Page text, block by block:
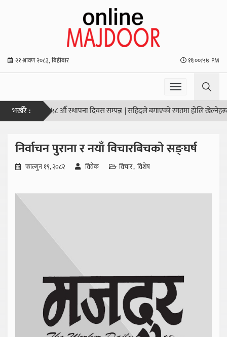
२१ श्रावण २०८३, बिहीबार ११:००:५७ PM
भर्खरै :
सङ्घको ५८ औँ स्थापना दिवस सम्पन्न |सहिदले बगाएको रगतमा होलि खेल्नेहरूदेखि
निर्वाचन पुराना र नयाँ विचारबिचको सङ्घर्ष
फाल्गुन १९, २०८२ विवेक विचार विशेष